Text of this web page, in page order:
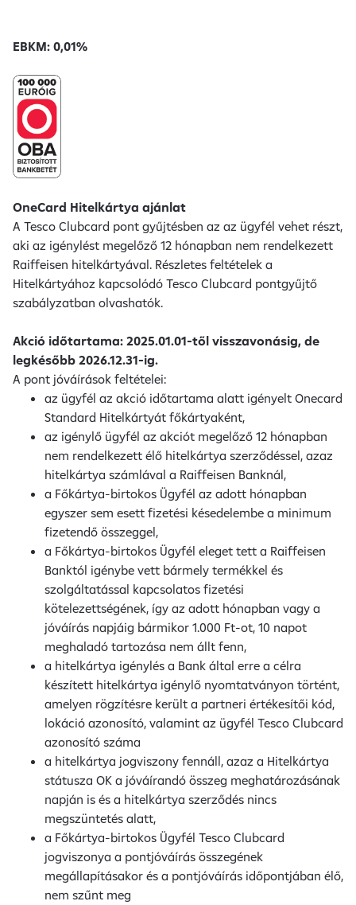
EBKM: 0,01%
OneCard Hitelkártya ajánlat
A Tesco Clubcard pont gyűjtésben az az ügyfél vehet részt,
aki az igénylést megelőző 12 hónapban nem rendelkezett
Raiffeisen hitelkártyával. Részletes feltételek a
Hitelkártyához kapcsolódó Tesco Clubcard pontgyűjtő
szabályzatban olvashatók.
Akció időtartama: 2025.01.01-től visszavonásig, de
legkésőbb 2026.12.31-ig.
A pont jóváírások feltételei:
az ügyfél az akció időtartama alatt igényelt Onecard
Standard Hitelkártyát főkártyaként,
az igénylő ügyfél az akciót megelőző 12 hónapban
nem rendelkezett élő hitelkártya szerződéssel, azaz
hitelkártya számlával a Raiffeisen Banknál,
a Főkártya-birtokos Ügyfél az adott hónapban
egyszer sem esett fizetési késedelembe a minimum
fizetendő összeggel,
a Főkártya-birtokos Ügyfél eleget tett a Raiffeisen
Banktól igénybe vett bármely termékkel és
szolgáltatással kapcsolatos fizetési
kötelezettségének, így az adott hónapban vagy a
jóváírás napjáig bármikor 1.000 Ft-ot, 10 napot
meghaladó tartozása nem állt fenn,
a hitelkártya igénylés a Bank által erre a célra
készített hitelkártya igénylő nyomtatványon történt,
amelyen rögzítésre került a partneri értékesítői kód,
lokáció azonosító, valamint az ügyfél Tesco Clubcard
azonosító száma
a hitelkártya jogviszony fennáll, azaz a Hitelkártya
státusza OK a jóváírandó összeg meghatározásának
napján is és a hitelkártya szerződés nincs
megszüntetés alatt,
a Főkártya-birtokos Ügyfél Tesco Clubcard
jogviszonya a pontjóváírás összegének
megállapításakor és a pontjóváírás időpontjában élő,
nem szűnt meg